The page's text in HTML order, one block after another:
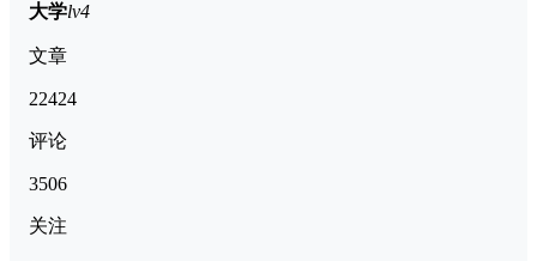
大学lv4
文章
22424
评论
3506
关注